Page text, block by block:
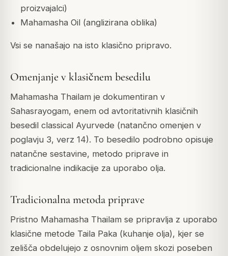
proizvajalci)
Mahamasha Oil (anglizirana oblika)
Vsi se nanašajo na isto klasično pripravo.
Omenjanje v klasičnem besedilu
Mahamasha Thailam je dokumentiran v
Sahasrayogam, enem od avtoritativnih klasičnih
besedil classical Ayurvede (natančno omenjen v
poglavju 3, verz 14). To besedilo podrobno opisuje
natančne sestavine, metodo priprave in
tradicionalne indikacije za uporabo olja.
Tradicionalna metoda priprave
Pristno Mahamasha Thailam se pripravlja z uporabo
klasične metode Taila Paka (kuhanje olja), kjer se
zelišča obdelujejo z osnovnim oljem skozi poseben